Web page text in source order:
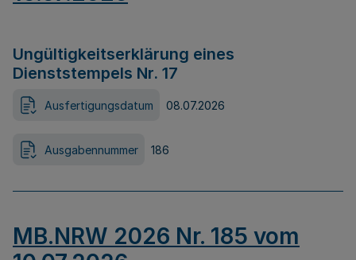
Ungültigkeitserklärung eines
Dienststempels Nr. 17
Ausfertigungsdatum 08.07.2026
Ausgabennummer 186
MB.NRW 2026 Nr. 185 vom